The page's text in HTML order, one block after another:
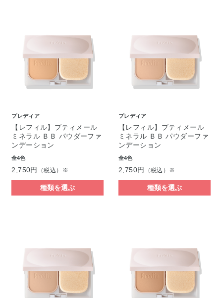
プレディア
【レフィル】プティメール
ミネラル ＢＢ パウダーファ
ンデーション
全4色
2,750円 （税込）※
種類を選ぶ
プレディア
【レフィル】プティメール
ミネラル ＢＢ パウダーファ
ンデーション
全4色
2,750円 （税込）※
種類を選ぶ